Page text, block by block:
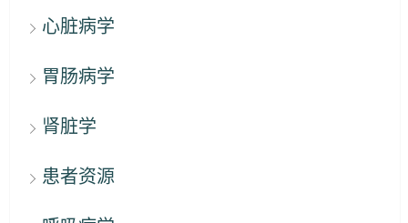
心脏病学
胃肠病学
肾脏学
患者资源